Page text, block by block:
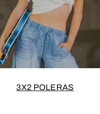
3X2 POLERAS